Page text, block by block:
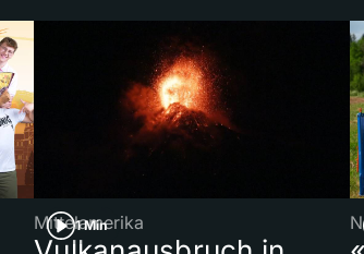
1 Min
Mittelamerika